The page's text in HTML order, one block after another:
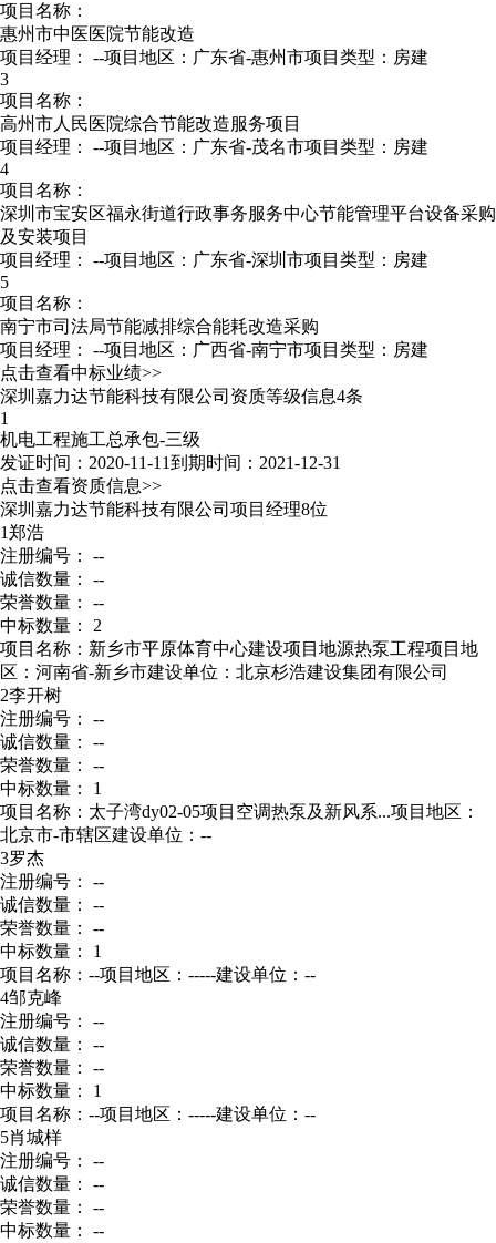
项目名称：
惠州市中医医院节能改造
项目经理： --项目地区：广东省-惠州市项目类型：房建
3
项目名称：
高州市人民医院综合节能改造服务项目
项目经理： --项目地区：广东省-茂名市项目类型：房建
4
项目名称：
深圳市宝安区福永街道行政事务服务中心节能管理平台设备采购
及安装项目
项目经理： --项目地区：广东省-深圳市项目类型：房建
5
项目名称：
南宁市司法局节能减排综合能耗改造采购
项目经理： --项目地区：广西省-南宁市项目类型：房建
点击查看中标业绩>>
深圳嘉力达节能科技有限公司资质等级信息4条
1
机电工程施工总承包-三级
发证时间：2020-11-11到期时间：2021-12-31
点击查看资质信息>>
深圳嘉力达节能科技有限公司项目经理8位
1郑浩
注册编号： --
诚信数量： --
荣誉数量： --
中标数量： 2
项目名称：新乡市平原体育中心建设项目地源热泵工程项目地
区：河南省-新乡市建设单位：北京杉浩建设集团有限公司
2李开树
注册编号： --
诚信数量： --
荣誉数量： --
中标数量： 1
项目名称：太子湾dy02-05项目空调热泵及新风系...项目地区：
北京市-市辖区建设单位：--
3罗杰
注册编号： --
诚信数量： --
荣誉数量： --
中标数量： 1
项目名称：--项目地区：-----建设单位：--
4邹克峰
注册编号： --
诚信数量： --
荣誉数量： --
中标数量： 1
项目名称：--项目地区：-----建设单位：--
5肖城样
注册编号： --
诚信数量： --
荣誉数量： --
中标数量： --